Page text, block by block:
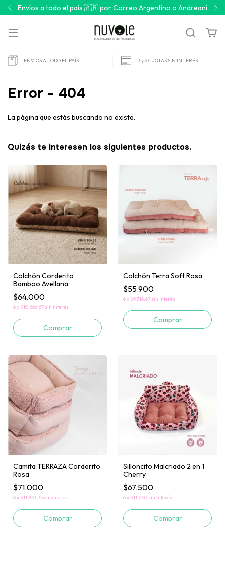
Envíos a todo el país 🇦🇷 por Correo Argentino o Andreani
ENVIOS A TODO EL PAÍS 3 y 6 CUOTAS SIN INTERÉS
Error - 404
La página que estás buscando no existe.
Quizás te interesen los siguientes productos.
Colchón Corderito
Bamboo Avellana
$64.000
6x $10.666,67 sin interés
Comprar
Colchón Terra Soft Rosa
$55.900
6x $9.316,67 sin interés
Comprar
Camita TERRAZA Corderito
Rosa
$71.000
6x $11.833,33 sin interés
Comprar
Silloncito Malcriado 2 en 1
Cherry
$67.500
6x $11.250 sin interés
Comprar